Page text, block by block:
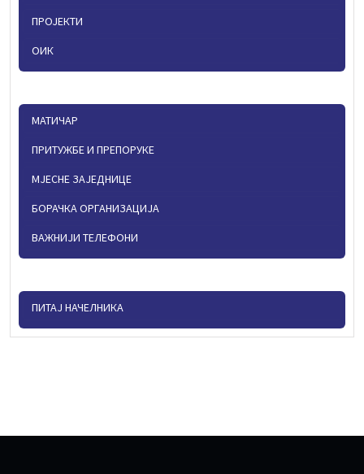
ПРОЈЕКТИ
ОИК
МАТИЧАР
ПРИТУЖБЕ И ПРЕПОРУКЕ
МЈЕСНЕ ЗАЈЕДНИЦЕ
БОРАЧКА ОРГАНИЗАЦИЈА
ВАЖНИЈИ ТЕЛЕФОНИ
ПИТАЈ НАЧЕЛНИКА